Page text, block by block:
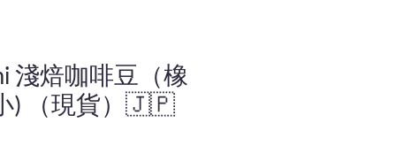
淺焙咖啡豆（橡
) （現貨）🇯🇵